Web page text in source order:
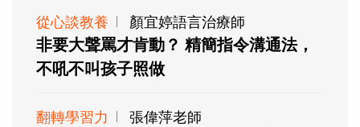
從心談教養 顏宜婷語言治療師
非要大聲罵才肯動？ 精簡指令溝通法，
不吼不叫孩子照做
翻轉學習力 張偉萍老師